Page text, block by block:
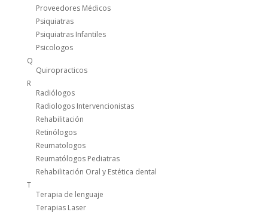
Proveedores Médicos
Psiquiatras
Psiquiatras Infantiles
Psicologos
Q
Quiropracticos
R
Radiólogos
Radiologos Intervencionistas
Rehabilitación
Retinólogos
Reumatologos
Reumatólogos Pediatras
Rehabilitación Oral y Estética dental
T
Terapia de lenguaje
Terapias Laser